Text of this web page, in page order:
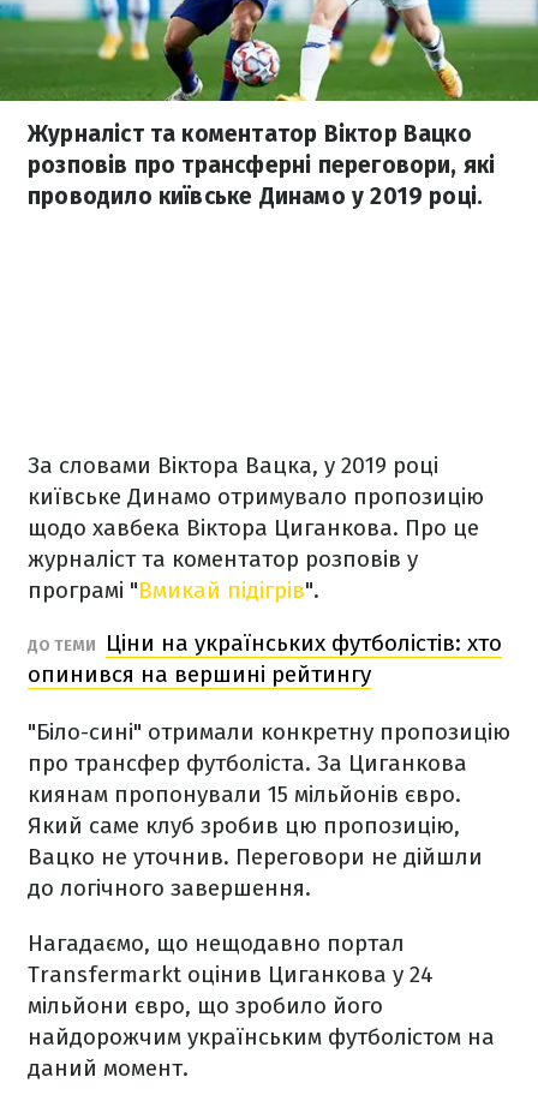
Журналіст та коментатор Віктор Вацко
розповів про трансферні переговори, які
проводило київське Динамо у 2019 році.
За словами Віктора Вацка, у 2019 році
київське Динамо отримувало пропозицію
щодо хавбека Віктора Циганкова. Про це
журналіст та коментатор розповів у
програмі "Вмикай підігрів".
ДО ТЕМИ
Ціни на українських футболістів: хто
опинився на вершині рейтингу
"Біло-сині" отримали конкретну пропозицію
про трансфер футболіста. За Циганкова
киянам пропонували 15 мільйонів євро.
Який саме клуб зробив цю пропозицію,
Вацко не уточнив. Переговори не дійшли
до логічного завершення.
Нагадаємо, що нещодавно портал
Transfermarkt оцінив Циганкова у 24
мільйони євро, що зробило його
найдорожчим українським футболістом на
даний момент.